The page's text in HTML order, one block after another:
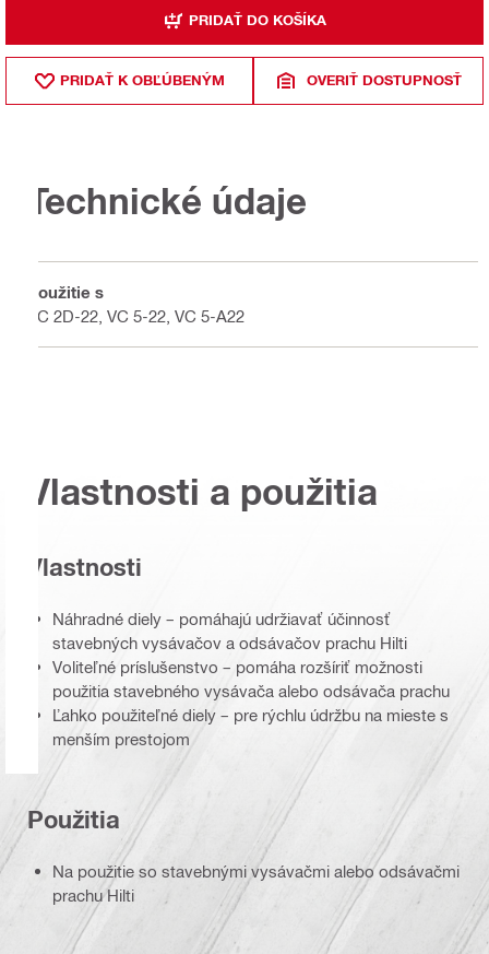
PRIDAŤ DO KOŠÍKA
PRIDAŤ K OBĽÚBENÝM OVERIŤ DOSTUPNOSŤ
Technické údaje
Použitie s
VC 2D-22, VC 5-22, VC 5-A22
Vlastnosti a použitia
Vlastnosti
Náhradné diely – pomáhajú udržiavať účinnosť
stavebných vysávačov a odsávačov prachu Hilti
Voliteľné príslušenstvo – pomáha rozšíriť možnosti
použitia stavebného vysávača alebo odsávača prachu
Ľahko použiteľné diely – pre rýchlu údržbu na mieste s
menším prestojom
Použitia
Na použitie so stavebnými vysávačmi alebo odsávačmi
prachu Hilti